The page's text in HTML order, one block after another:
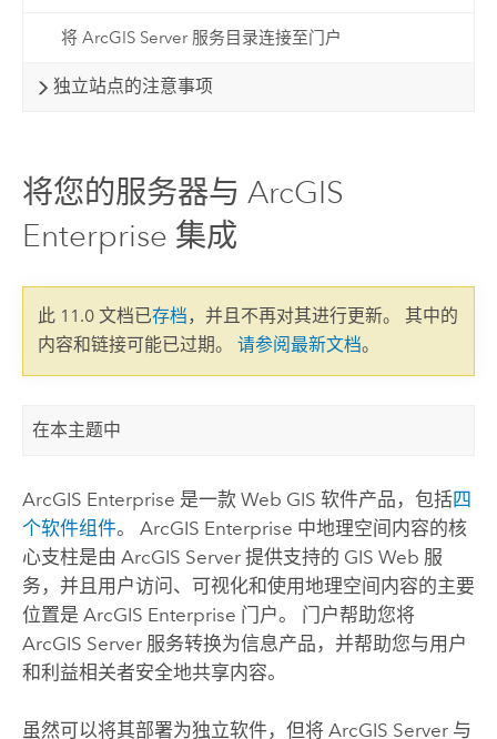
将 ArcGIS Server 服务目录连接至门户
独立站点的注意事项
将您的服务器与 ArcGIS
Enterprise 集成
此 11.0 文档已存档，并且不再对其进行更新。 其中的
内容和链接可能已过期。 请参阅最新文档。
在本主题中
ArcGIS Enterprise 是一款 Web GIS 软件产品，包括四
个软件组件。 ArcGIS Enterprise 中地理空间内容的核
心支柱是由 ArcGIS Server提供支持的 GIS Web 服
务，并且用户访问、可视化和使用地理空间内容的主要
位置是 ArcGIS Enterprise 门户。 门户帮助您将
ArcGIS Server服务转换为信息产品，并帮助您与用户
和利益相关者安全地共享内容。
虽然可以将其部署为独立软件，但将 ArcGIS Server与